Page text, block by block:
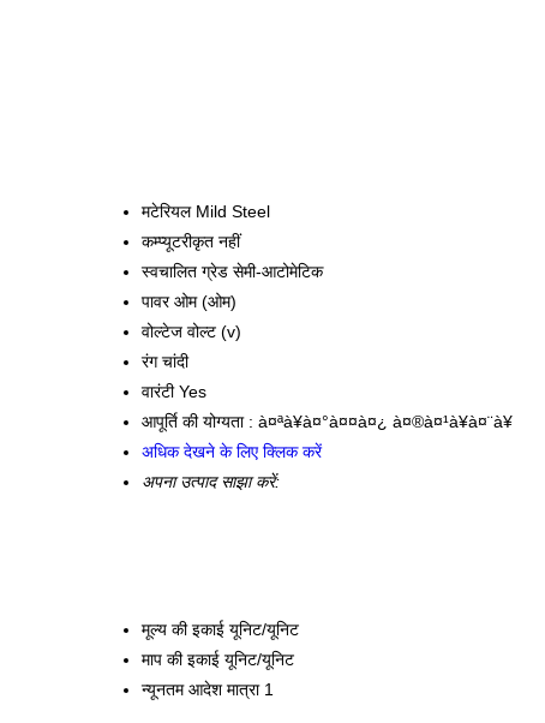
मटेरियल Mild Steel
कम्प्यूटरीकृत नहीं
स्वचालित ग्रेड सेमी-आटोमेटिक
पावर ओम (ओम)
वोल्टेज वोल्ट (v)
रंग चांदी
वारंटी Yes
आपूर्ति की योग्यता : à¤ªà¥à¤°à¤¤à¤¿ à¤®à¤¹à¥à¤¨à¥
अधिक देखने के लिए क्लिक करें
अपना उत्पाद साझा करें:
मूल्य की इकाई यूनिट/यूनिट
माप की इकाई यूनिट/यूनिट
न्यूनतम आदेश मात्रा 1